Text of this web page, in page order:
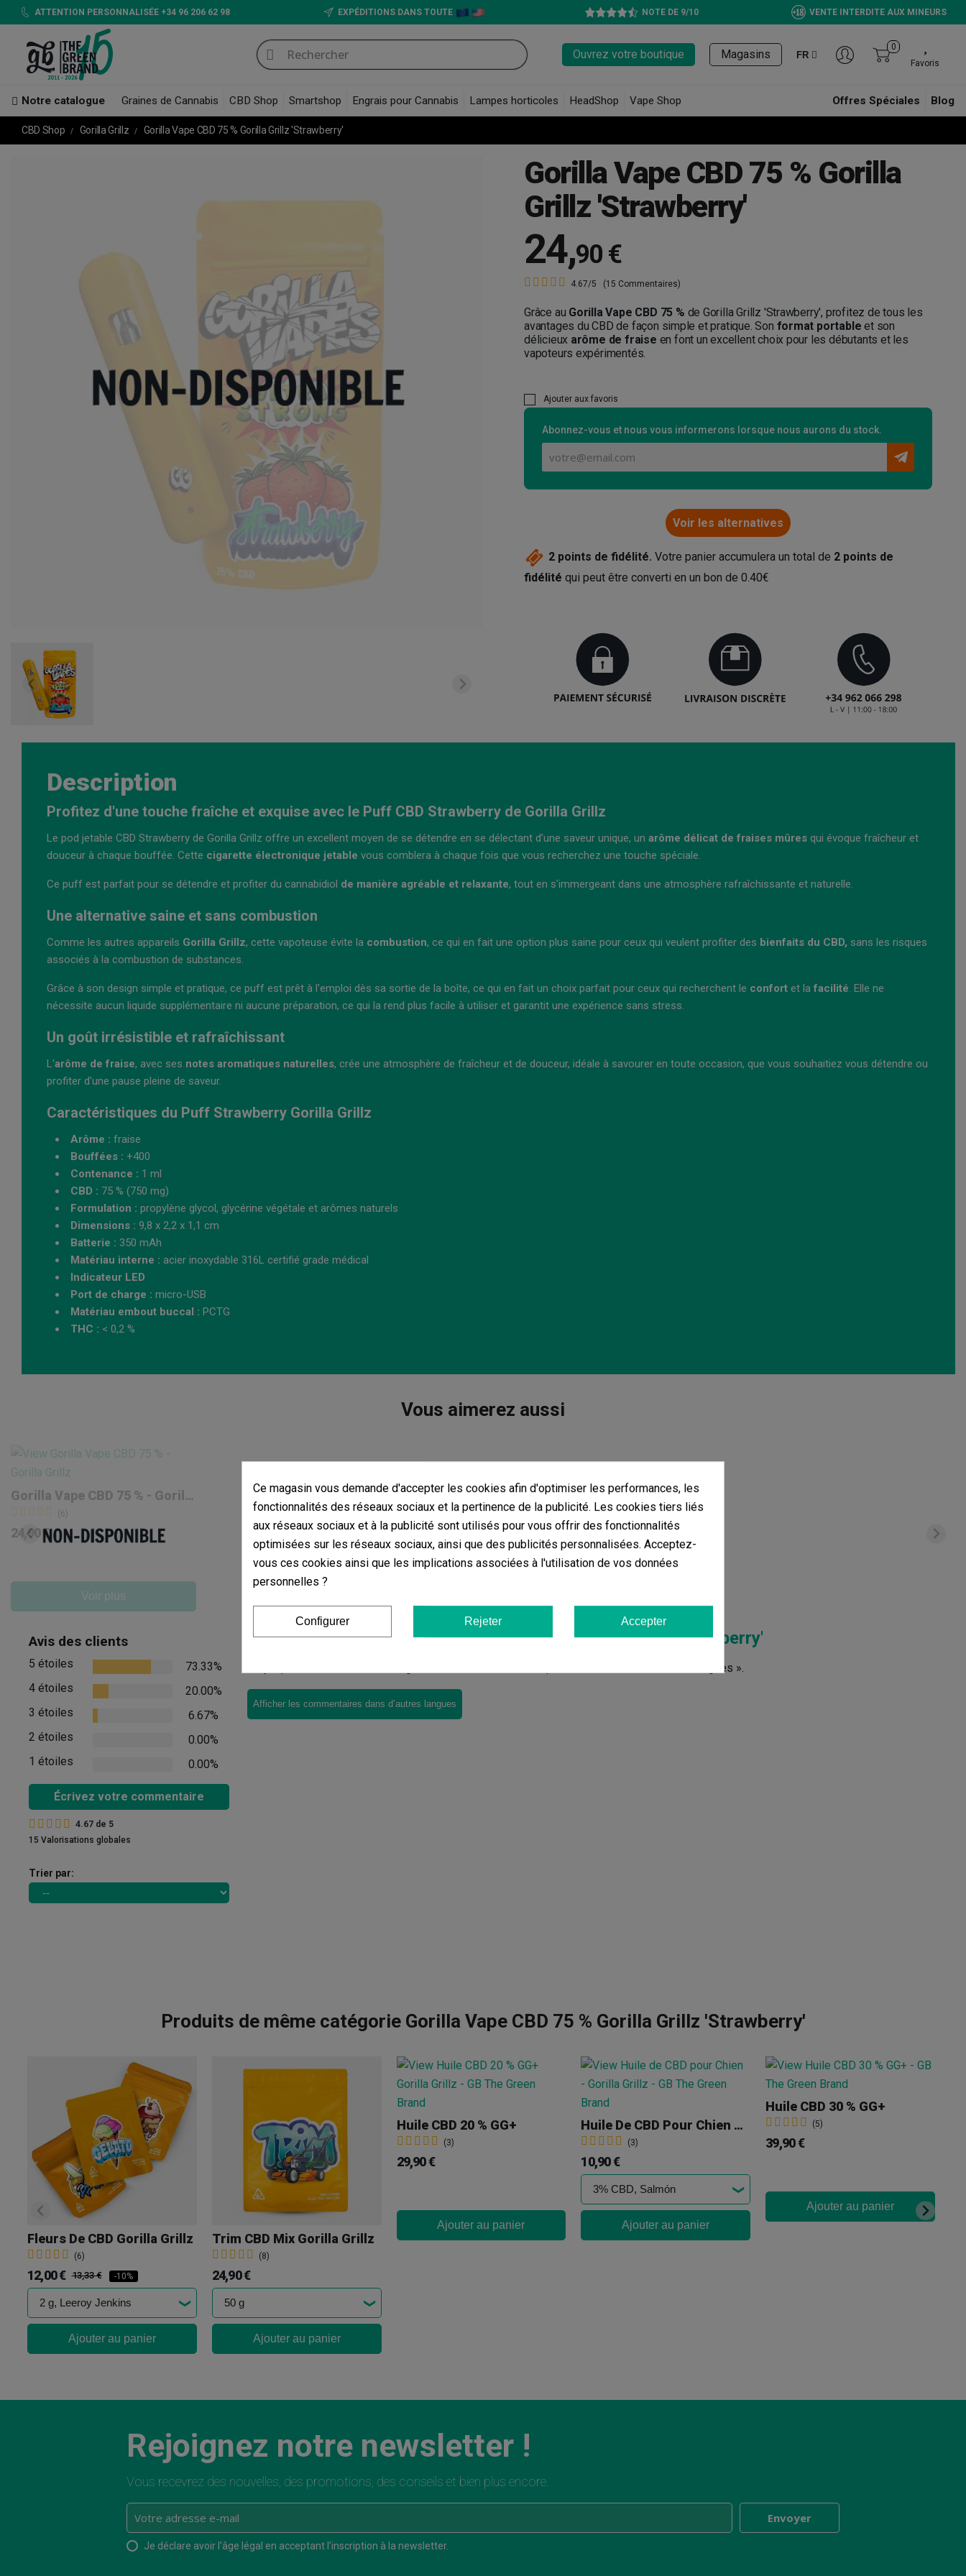
ATTENTION PERSONNALISÉE +34 96 206 62 98 EXPÉDITIONS DANS TOUTE NOTE DE 9/10 VENTE INTERDITE AUX MINEURS
Ouvrez votre boutique Magasins FR
0
Favoris
Notre catalogue Graines de Cannabis CBD Shop Smartshop Engrais pour Cannabis Lampes horticoles HeadShop Vape Shop Offres Spéciales Blog
CBD Shop Gorilla Grillz Gorilla Vape CBD 75 % Gorilla Grillz 'Strawberry'
Gorilla Vape CBD 75 % Gorilla
Grillz 'Strawberry'
24,90 €
4.67/5 (15 Commentaires)
Grâce au Gorilla Vape CBD 75 % de Gorilla Grillz 'Strawberry', profitez de tous les
avantages du CBD de façon simple et pratique. Son format portable et son
délicieux arôme de fraise en font un excellent choix pour les débutants et les
vapoteurs expérimentés.
Ajouter aux favoris
Abonnez-vous et nous vous informerons lorsque nous aurons du stock.
Voir les alternatives
2 points de fidélité. Votre panier accumulera un total de 2 points de
fidélité qui peut être converti en un bon de 0.40€
Description
Profitez d'une touche fraîche et exquise avec le Puff CBD Strawberry de Gorilla Grillz
Le pod jetable CBD Strawberry de Gorilla Grillz offre un excellent moyen de se détendre en se délectant d’une saveur unique, un arôme délicat de fraises mûres qui évoque fraîcheur et
douceur à chaque bouffée. Cette cigarette électronique jetable vous comblera à chaque fois que vous recherchez une touche spéciale.
Ce puff est parfait pour se détendre et profiter du cannabidiol de manière agréable et relaxante, tout en s'immergeant dans une atmosphère rafraîchissante et naturelle.
Une alternative saine et sans combustion
Comme les autres appareils Gorilla Grillz, cette vapoteuse évite la combustion, ce qui en fait une option plus saine pour ceux qui veulent profiter des bienfaits du CBD, sans les risques
associés à la combustion de substances.
Grâce à son design simple et pratique, ce puff est prêt à l'emploi dès sa sortie de la boîte, ce qui en fait un choix parfait pour ceux qui recherchent le confort et lafacilité. Elle ne
nécessite aucun liquide supplémentaire ni aucune préparation, ce qui la rend plus facile à utiliser et garantit une expérience sans stress.
Un goût irrésistible et rafraîchissant
L'arôme de fraise, avec ses notes aromatiques naturelles, crée une atmosphère de fraîcheur et de douceur, idéale à savourer en toute occasion, que vous souhaitiez vous détendre ou
profiter d'une pause pleine de saveur.
Caractéristiques du Puff Strawberry Gorilla Grillz
Arôme : fraise
Bouffées : +400
Contenance : 1 ml
CBD : 75 % (750 mg)
Formulation : propylène glycol, glycérine végétale et arômes naturels
Dimensions : 9,8 x 2,2 x 1,1 cm
Batterie : 350 mAh
Matériau interne : acier inoxydable 316L certifié grade médical
Indicateur LED
Port de charge : micro-USB
Matériau embout buccal : PCTG
THC : < 0,2 %
Vous aimerez aussi
Gorilla Vape CBD 75 % - Gorilla Grillz
(6)
24,90 €
Voir plus
Avis des clients
5 étoiles
73.33%
4 étoiles
20.00%
3 étoiles
6.67%
2 étoiles
0.00%
1 étoiles
0.00%
Écrivez votre commentaire
4.67 de 5
15 Valorisations globales
Trier par:
Commentaires sur Gorilla Vape CBD 75 % Gorilla Grillz 'Strawberry'
Il n'y a pas d'avis dans votre langue, vérifiez-les tous en cliquant sur « avis dans d'autres langues ».
Afficher les commentaires dans d’autres langues
Produits de même catégorie Gorilla Vape CBD 75 % Gorilla Grillz 'Strawberry'
Fleurs De CBD Gorilla Grillz
(6)
12,00 € 13,33 € -10%
Ajouter au panier
Trim CBD Mix Gorilla Grillz
(8)
24,90 €
Ajouter au panier
Huile CBD 20 % GG+
(3)
29,90 €
Ajouter au panier
Huile De CBD Pour Chien Gorilla Grillz
(3)
10,90 €
Ajouter au panier
Huile CBD 30 % GG+
(5)
39,90 €
Ajouter au panier
Rejoignez notre newsletter !
Vous recevrez des nouvelles, des promotions, des conseils et bien plus encore.
Je déclare avoir l’âge légal en acceptant l’inscription à la newsletter.
Ce magasin vous demande d'accepter les cookies afin d'optimiser les performances, les
fonctionnalités des réseaux sociaux et la pertinence de la publicité. Les cookies tiers liés
aux réseaux sociaux et à la publicité sont utilisés pour vous offrir des fonctionnalités
optimisées sur les réseaux sociaux, ainsi que des publicités personnalisées. Acceptez-
vous ces cookies ainsi que les implications associées à l'utilisation de vos données
personnelles ?
Configurer Rejeter Accepter